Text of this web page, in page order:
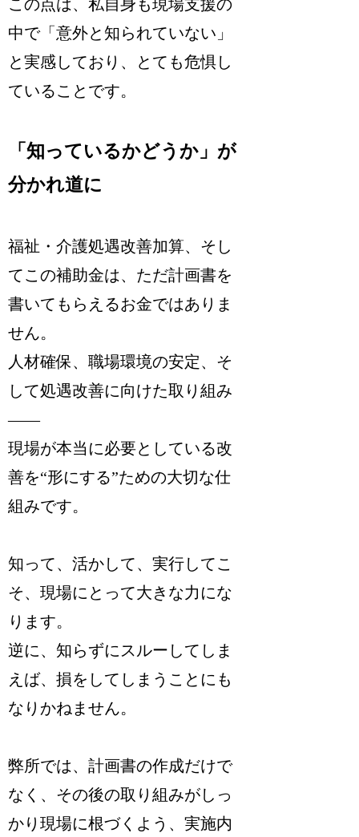
この点は、私自身も現場支援の
中で「意外と知られていない」
と実感しており、とても危惧し
ていることです。
「知っているかどうか」が
分かれ道に
福祉・介護処遇改善加算、そし
てこの補助金は、ただ計画書を
書いてもらえるお金ではありま
せん。
人材確保、職場環境の安定、そ
して処遇改善に向けた取り組み
――
現場が本当に必要としている改
善を“形にする”ための大切な仕
組みです。
知って、活かして、実行してこ
そ、現場にとって大きな力にな
ります。
逆に、知らずにスルーしてしま
えば、損をしてしまうことにも
なりかねません。
弊所では、計画書の作成だけで
なく、その後の取り組みがしっ
かり現場に根づくよう、実施内